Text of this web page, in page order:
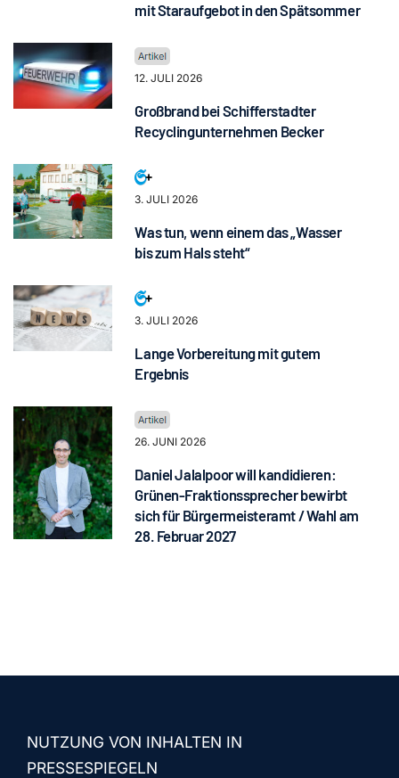
mit Staraufgebot in den Spätsommer
12. JULI 2026
Großbrand bei Schifferstadter
Recyclingunternehmen Becker
3. JULI 2026
Was tun, wenn einem das „Wasser
bis zum Hals steht“
3. JULI 2026
Lange Vorbereitung mit gutem
Ergebnis
26. JUNI 2026
Daniel Jalalpoor will kandidieren:
Grünen-Fraktionssprecher bewirbt
sich für Bürgermeisteramt / Wahl am
28. Februar 2027
NUTZUNG VON INHALTEN IN
PRESSESPIEGELN